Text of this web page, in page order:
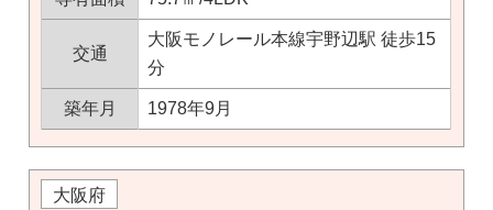
交通
大阪モノレール本線宇野辺駅 徒歩15
分
築年月 1978年9月
大阪府